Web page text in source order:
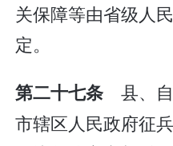
关保障等由省级人
定。
第二十七条 县、自
市辖区人民政府征